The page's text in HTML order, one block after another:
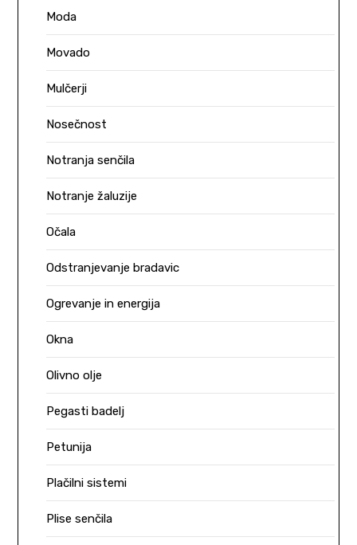
Moda
Movado
Mulčerji
Nosečnost
Notranja senčila
Notranje žaluzije
Očala
Odstranjevanje bradavic
Ogrevanje in energija
Okna
Olivno olje
Pegasti badelj
Petunija
Plačilni sistemi
Plise senčila